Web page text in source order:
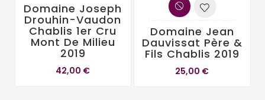
Domaine Joseph
Drouhin-Vaudon
Chablis 1er Cru
Mont De Milieu
2019
42,00 €
Domaine Jean
Dauvissat Père &
Fils Chablis 2019
25,00 €